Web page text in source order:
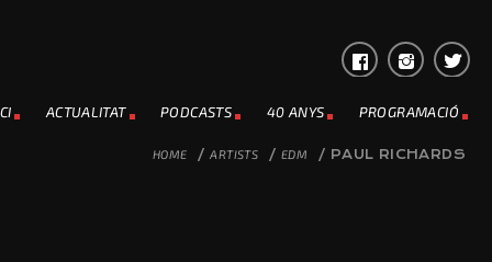
ACTUALITAT PODCASTS 40 ANYS PROGRAMACIÓ
HOME / ARTISTS / EDM / PAUL RICHARDS